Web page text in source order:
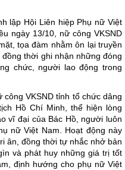
lập Hội Liên hiệp Phụ nữ Việt
ngày 13/10, nữ công VKSND
tọa đàm nhằm ôn lại truyền
thời ghi nhận những đóng
chức, người lao động trong
VKSND tỉnh tổ chức dâng
Hồ Chí Minh, thể hiện lòng
vĩ đại của Bác Hồ, người luôn
nữ Việt Nam. Hoạt động này
ân, đồng thời tự nhắc nhở bản
và phát huy những giá trị tốt
định hướng cho phụ nữ Việt